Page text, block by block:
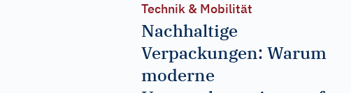
Technik & Mobilität
Nachhaltige
Verpackungen: Warum
moderne